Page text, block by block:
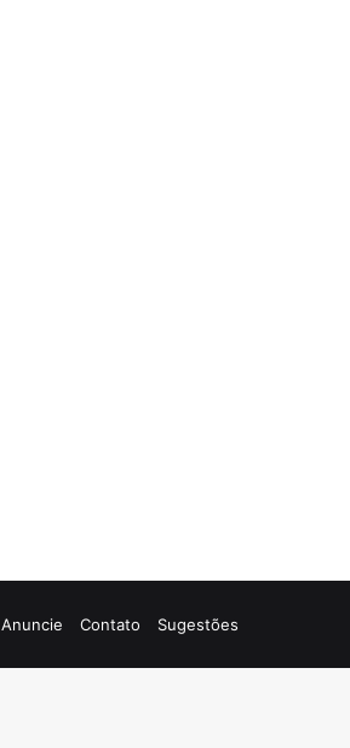
Anuncie Contato Sugestões